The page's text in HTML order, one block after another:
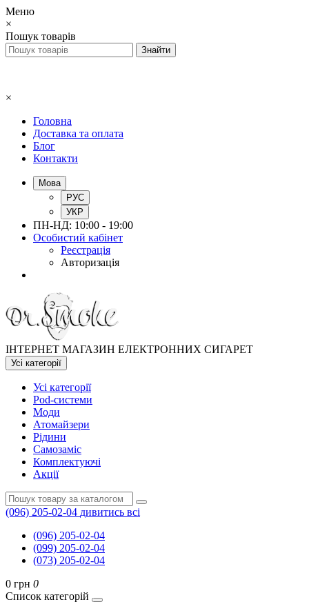
Меню
×
Пошук товарів
×
Головна
Доставка та оплата
Блог
Контакти
Мова
РУС
УКР
ПН-НД: 10:00 - 19:00
Особистий кабінет
Реєстрація
Авторизація
ІНТЕРНЕТ МАГАЗИН ЕЛЕКТРОННИХ СИГАРЕТ
Усі категорії
Усі категорії
Pod-системи
Моди
Атомайзери
Рідини
Самозаміс
Комплектуючі
Акції
(096) 205-02-04 дивитись всі
(096) 205-02-04
(099) 205-02-04
(073) 205-02-04
0 грн 0
Список категорій